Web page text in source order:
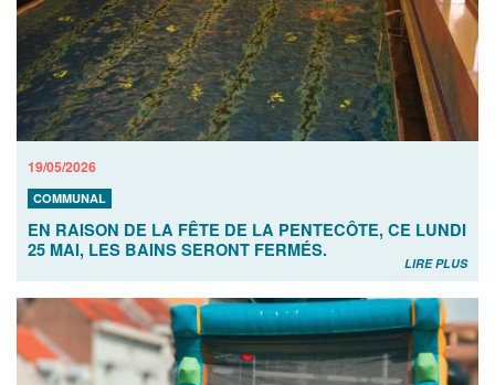
19/05/2026
COMMUNAL
EN RAISON DE LA FÊTE DE LA PENTECÔTE, CE LUNDI
25 MAI, LES BAINS SERONT FERMÉS.
LIRE PLUS